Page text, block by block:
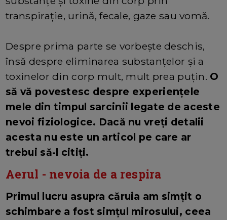
transpirație, urină, fecale, gaze sau vomă.
Despre prima parte se vorbește deschis,
însă despre eliminarea substanțelor și a
toxinelor din corp mult, mult prea puțin. O
să vă povestesc despre experiențele
mele din timpul sarcinii legate de aceste
nevoi fiziologice. Dacă nu vreți detalii
acesta nu este un articol pe care ar
trebui să-l citiți.
Aerul - nevoia de a respira
Primul lucru asupra căruia am simțit o
schimbare a fost simțul mirosului, ceea